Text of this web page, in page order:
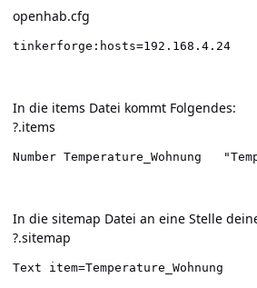
openhab.cfg
tinkerforge:hosts=192.168.4.24
In die items Datei kommt Folgendes:
?.items
In die sitemap Datei an eine Stelle
?.sitemap